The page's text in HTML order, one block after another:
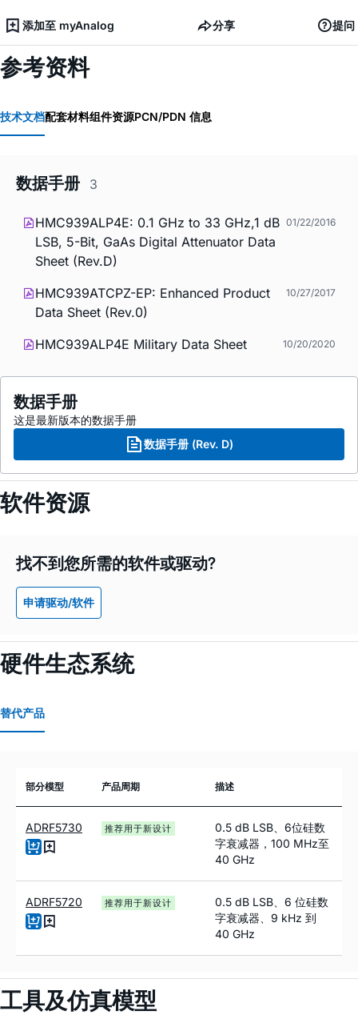
添加至 myAnalog 分享 提问
参考资料
技术文档配套材料组件资源PCN/PDN 信息
数据手册 3
HMC939ALP4E: 0.1 GHz to 33 GHz,1 dB
LSB, 5-Bit, GaAs Digital Attenuator Data
Sheet (Rev.D)
01/22/2016
HMC939ATCPZ-EP: Enhanced Product
Data Sheet (Rev.0)
10/27/2017
HMC939ALP4E Military Data Sheet 10/20/2020
数据手册
这是最新版本的数据手册
数据手册 (Rev. D)
软件资源
找不到您所需的软件或驱动?
申请驱动/软件
硬件生态系统
替代产品
部分模型 产品周期 描述
ADRF5730 推荐用于新设计
0.5 dB LSB、6位硅数
字衰减器，100 MHz至
40 GHz
ADRF5720 推荐用于新设计
0.5 dB LSB、6 位硅数
字衰减器、9 kHz 到
40 GHz
工具及仿真模型